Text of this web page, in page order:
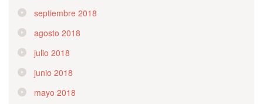
septiembre 2018
agosto 2018
julio 2018
junio 2018
mayo 2018